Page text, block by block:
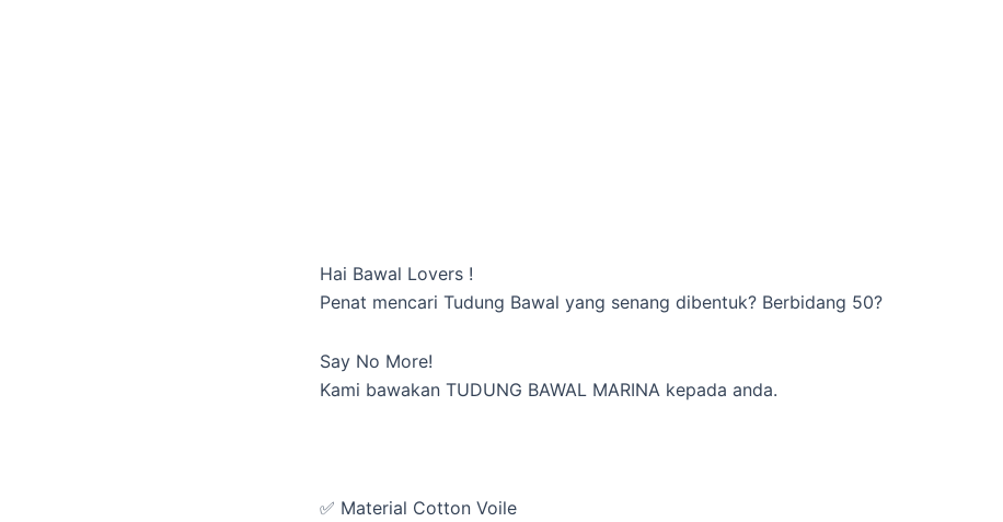
Hai Bawal Lovers !
Penat mencari Tudung Bawal yang senang dibentuk? Berbidang 50?
Say No More!
Kami bawakan TUDUNG BAWAL MARINA kepada anda.
✅ Material Cotton Voile